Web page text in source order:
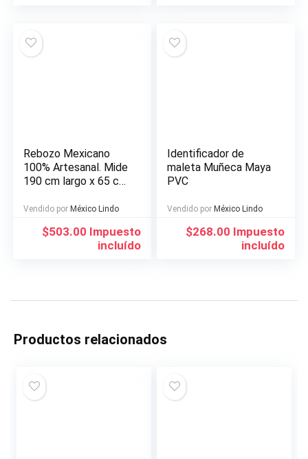
Rebozo Mexicano
100% Artesanal. Mide
190 cm largo x 65 cm
México
Vendido por México Lindo
$503.00 Impuesto
incluído
Identificador de
maleta Muñeca Maya
PVC
Vendido por México Lindo
$268.00 Impuesto
incluído
Productos relacionados